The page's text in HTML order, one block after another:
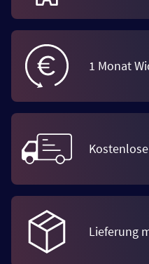
1 Monat
Lieferung